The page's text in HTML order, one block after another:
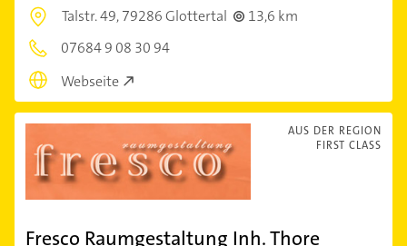
Talstr. 49,79286 Glottertal
13,6 km
07684 9 08 30 94
Webseite
AUS DER REGION
FIRST CLASS
Fresco Raumgestaltung Inh. Thore